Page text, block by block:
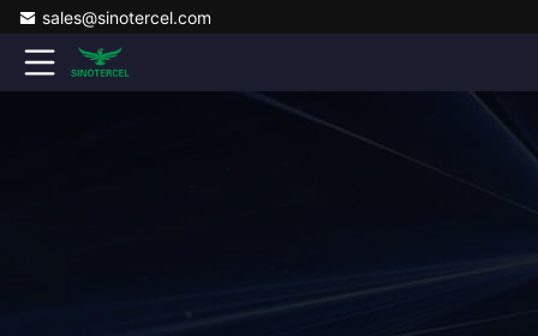
sales@sinotercel.com